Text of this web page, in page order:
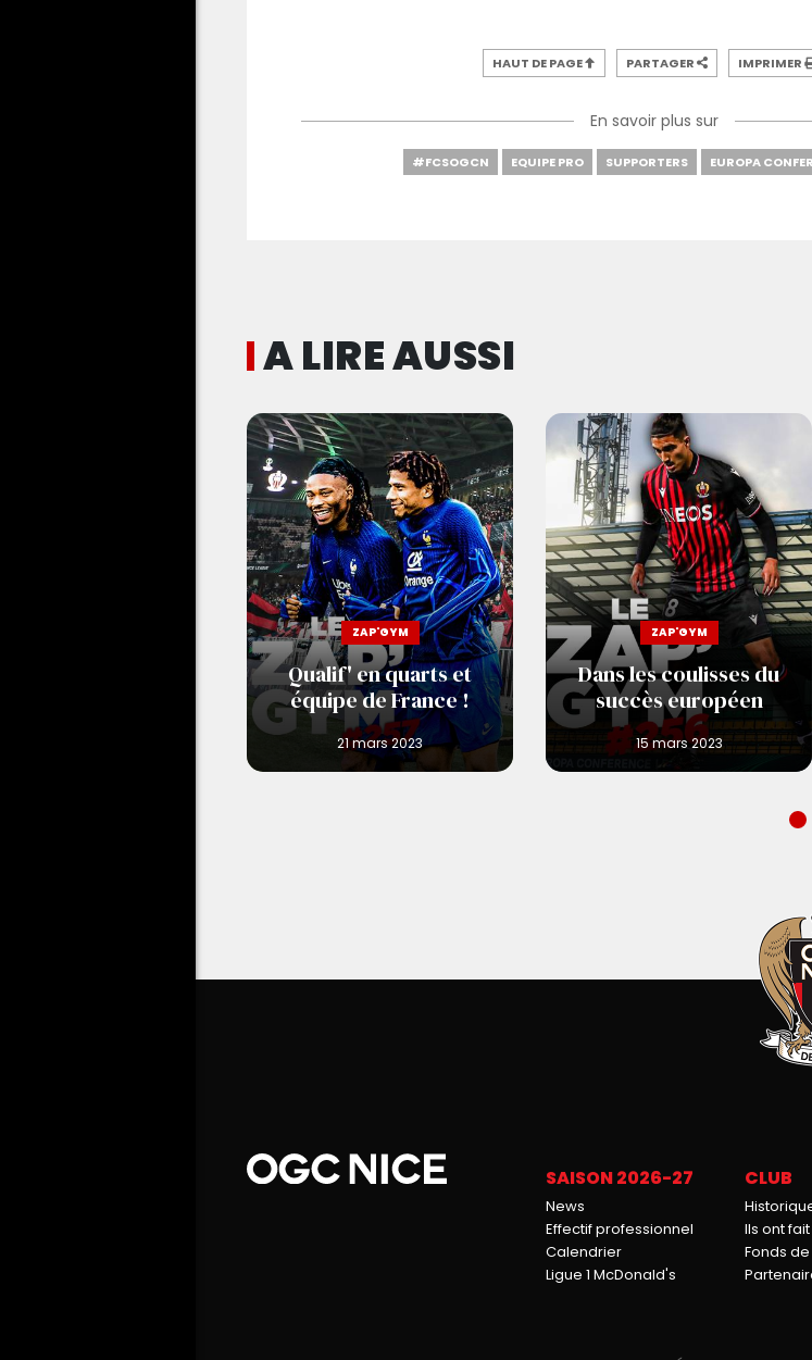
HAUT DE PAGE PARTAGER IMPRIMER
En savoir plus sur
#FCSOGCN EQUIPE PRO SUPPORTERS EUROPA
A LIRE AUSSI
ZAP'GYM
Qualif' en quarts et
équipe de France !
ZAP'GYM
Dans les coulisses du
succès européen
SAISON 2026-27
News
Effectif professionnel
Calendrier
Ligue 1 McDonald's
CLUB
Ils ont
Fonds